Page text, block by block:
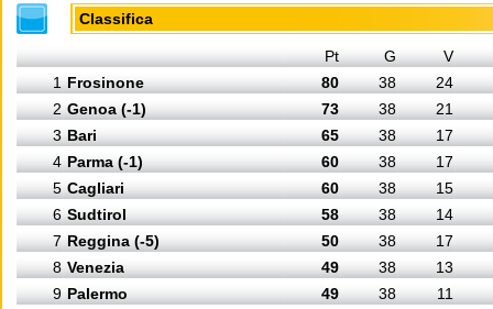
Classifica
Pt G
V
1 Frosinone 80 38
24
2 Genoa (-1) 73 38
21
3 Bari 65 38
17
4 Parma (-1) 60 38
17
5 Cagliari 60 38
15
6 Sudtirol 58 38
14
7 Reggina (-5) 50 38
17
8 Venezia 49 38
13
9 Palermo 49 38
11